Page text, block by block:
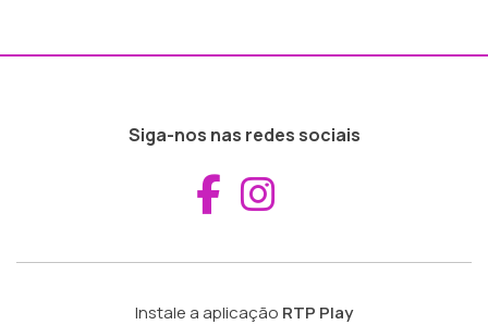
Siga-nos nas redes sociais
Aceder ao
Instale a aplicação RTP Play